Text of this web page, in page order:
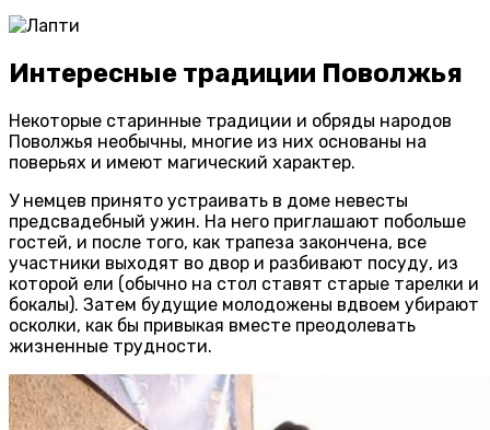
Интересные традиции Поволжья
Некоторые старинные традиции и обряды народов
Поволжья необычны, многие из них основаны на
поверьях и имеют магический характер.
У немцев принято устраивать в доме невесты
предсвадебный ужин. На него приглашают побольше
гостей, и после того, как трапеза закончена, все
участники выходят во двор и разбивают посуду, из
которой ели (обычно на стол ставят старые тарелки и
бокалы). Затем будущие молодожены вдвоем убирают
осколки, как бы привыкая вместе преодолевать
жизненные трудности.